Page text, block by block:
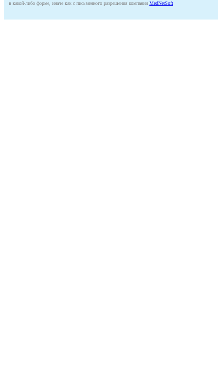
в какой-либо форме, иначе как с письменного разрешения компании MedNetSoft